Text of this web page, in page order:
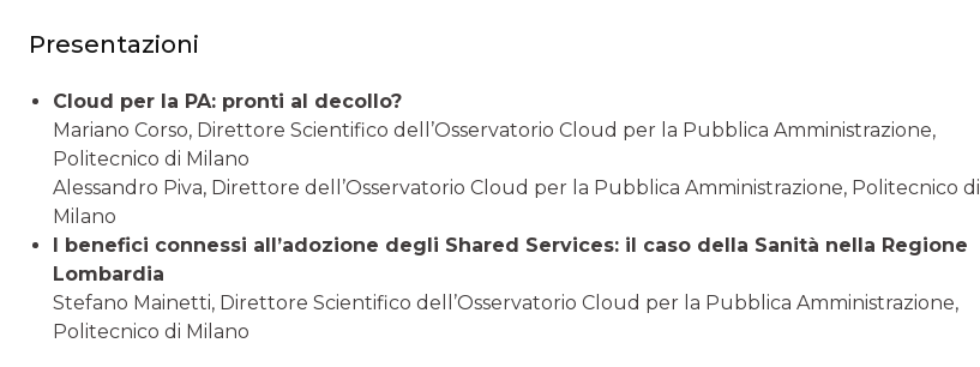
Presentazioni
Cloud per la PA: pronti al decollo?
Mariano Corso, Direttore Scientifico dell’Osservatorio Cloud per la Pubblica Amministrazione,
Politecnico di Milano
Alessandro Piva, Direttore dell’Osservatorio Cloud per la Pubblica Amministrazione, Politecnico di
Milano
I benefici connessi all’adozione degli Shared Services: il caso della Sanità nella Regione
Lombardia
Stefano Mainetti, Direttore Scientifico dell’Osservatorio Cloud per la Pubblica Amministrazione,
Politecnico di Milano